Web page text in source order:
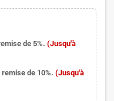
de 5%. (Jusqu'à
de 10%. (Jusqu'à